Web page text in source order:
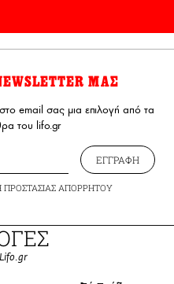
ΜΑΣ
email σας μια επιλογή από τα
του lifo.gr
ΕΓΓΡΑΦΗ
ΠΡΟΣΤΑΣΙΑΣ ΑΠΟΡΡΗΤΟΥ